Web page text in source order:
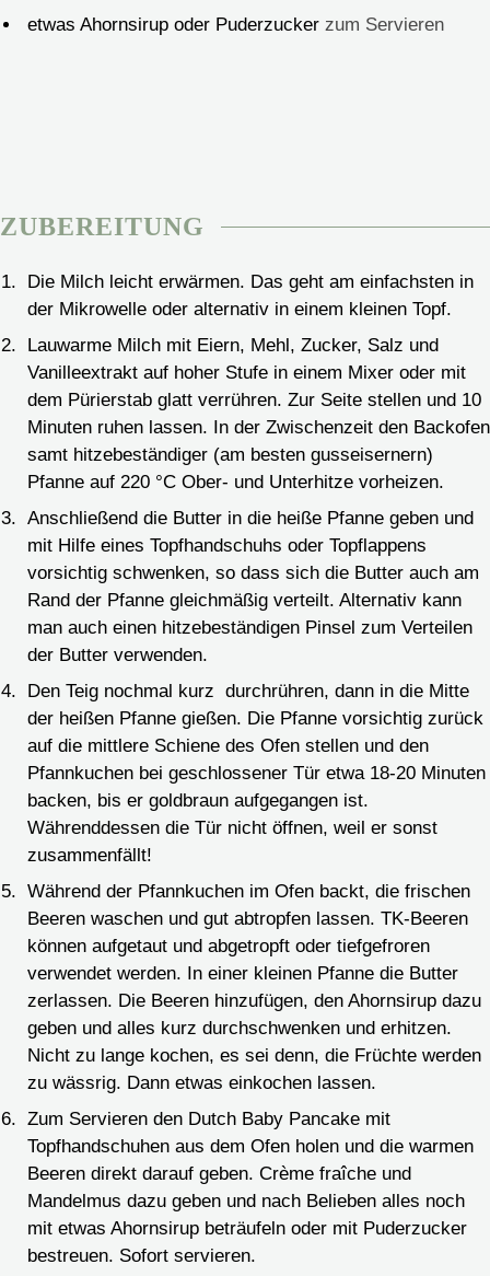
etwas Ahornsirup oder Puderzucker zum Servieren
ZUBEREITUNG
Die Milch leicht erwärmen. Das geht am einfachsten in
der Mikrowelle oder alternativ in einem kleinen Topf.
Lauwarme Milch mit Eiern, Mehl, Zucker, Salz und
Vanilleextrakt auf hoher Stufe in einem Mixer oder mit
dem Pürierstab glatt verrühren. Zur Seite stellen und 10
Minuten ruhen lassen. In der Zwischenzeit den Backofen
samt hitzebeständiger (am besten gusseisernern)
Pfanne auf 220 °C Ober- und Unterhitze vorheizen.
Anschließend die Butter in die heiße Pfanne geben und
mit Hilfe eines Topfhandschuhs oder Topflappens
vorsichtig schwenken, so dass sich die Butter auch am
Rand der Pfanne gleichmäßig verteilt. Alternativ kann
man auch einen hitzebeständigen Pinsel zum Verteilen
der Butter verwenden.
Den Teig nochmal kurz durchrühren, dann in die Mitte
der heißen Pfanne gießen. Die Pfanne vorsichtig zurück
auf die mittlere Schiene des Ofen stellen und den
Pfannkuchen bei geschlossener Tür etwa 18-20 Minuten
backen, bis er goldbraun aufgegangen ist.
Währenddessen die Tür nicht öffnen, weil er sonst
zusammenfällt!
Während der Pfannkuchen im Ofen backt, die frischen
Beeren waschen und gut abtropfen lassen. TK-Beeren
können aufgetaut und abgetropft oder tiefgefroren
verwendet werden. In einer kleinen Pfanne die Butter
zerlassen. Die Beeren hinzufügen, den Ahornsirup dazu
geben und alles kurz durchschwenken und erhitzen.
Nicht zu lange kochen, es sei denn, die Früchte werden
zu wässrig. Dann etwas einkochen lassen.
Zum Servieren den Dutch Baby Pancake mit
Topfhandschuhen aus dem Ofen holen und die warmen
Beeren direkt darauf geben. Crème fraîche und
Mandelmus dazu geben und nach Belieben alles noch
mit etwas Ahornsirup beträufeln oder mit Puderzucker
bestreuen. Sofort servieren.